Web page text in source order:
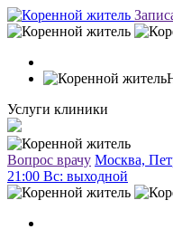
Услуги клиники
Вопрос врачу Москва,
21:00 Вc: выходной